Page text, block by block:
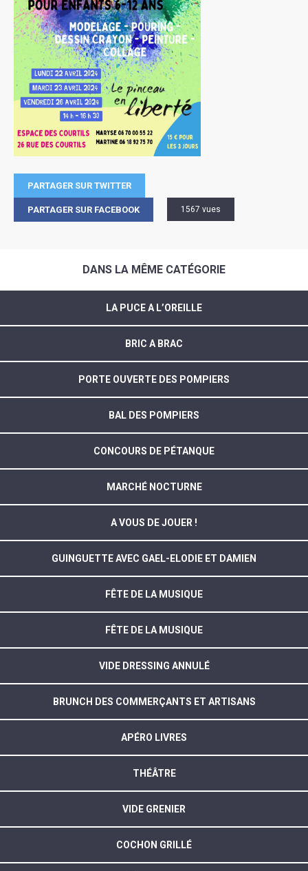
PARTAGER SUR TWITTER
PARTAGER SUR FACEBOOK 1567 vues
DANS LA MÊME CATÉGORIE
LA PUCE A L’OREILLE
BRIC A BRAC
PORTE OUVERTE DES POMPIERS
BAL DES POMPIERS
CONCOURS DE PÉTANQUE
MARCHÉ NOCTURNE
A VOUS DE JOUER !
GUINGUETTE AVEC GAEL-ELODIE ET DAMIEN
FÊTE DE LA MUSIQUE
FÊTE DE LA MUSIQUE
VIDE DRESSING ANNULÉ
BRUNCH DES COMMERÇANTS ET ARTISANS
APÉRO LIVRES
THÉÂTRE
VIDE GRENIER
COCHON GRILLÉ